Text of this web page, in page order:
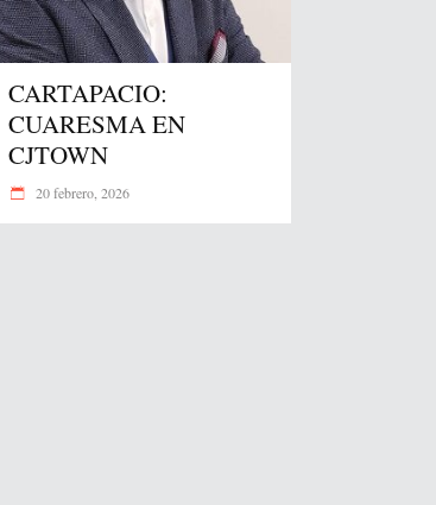
CARTAPACIO:
CUARESMA EN
CJTOWN
20 febrero, 2026